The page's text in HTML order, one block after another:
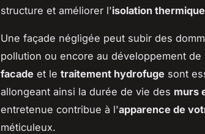
structure et améliorer l'isolation thermique
Une façade négligée peut subir des
pollution ou encore au développement
facade et le traitement hydrofuge sont
allongeant ainsi la durée de vie des murs
entretenue contribue à l'apparence de
méticuleux.